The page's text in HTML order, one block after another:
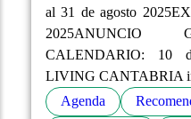
al 31 de agosto
2025ANUNCIO
CALENDARIO: 10
LIVING CANTABRIA
Agenda